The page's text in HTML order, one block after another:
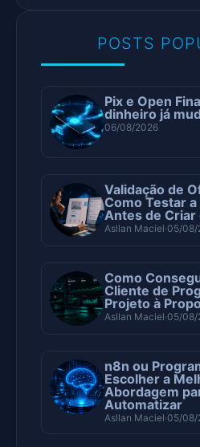
POSTS
Pix e Open
dinheiro já
06/08/2026
Validação de
Como Testar
Antes de Criar
Asllan Maciel 05/08/
Como
Cliente de
Projeto à
Asllan Maciel 05/08/
n8n ou
Escolher a
Abordagem
Automatizar
Asllan Maciel 05/08/